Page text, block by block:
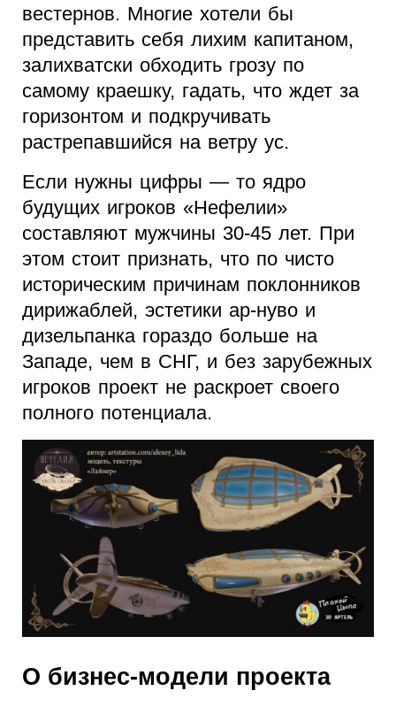
вестернов. Многие хотели бы
представить себя лихим капитаном,
залихватски обходить грозу по
самому краешку, гадать, что ждет за
горизонтом и подкручивать
растрепавшийся на ветру ус.
Если нужны цифры — то ядро
будущих игроков «Нефелии»
составляют мужчины 30-45 лет. При
этом стоит признать, что по чисто
историческим причинам поклонников
дирижаблей, эстетики ар-нуво и
дизельпанка гораздо больше на
Западе, чем в СНГ, и без зарубежных
игроков проект не раскроет своего
полного потенциала.
О бизнес-модели проекта